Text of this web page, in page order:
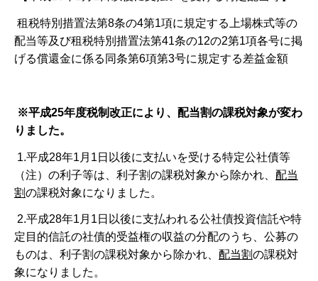
租税特別措置法第8条の4第1項に規定する上場株式等の
配当等及び租税特別措置法第41条の12の2第1項各号に掲
げる償還金に係る同条第6項第3号に規定する差益金額
※平成25年度税制改正により、配当割の課税対象が変わ
りました。
1.平成28年1月1日以後に支払いを受ける特定公社債等
（注）の利子等は、利子割の課税対象から除かれ、 配当
割の課税対象になりました。
2.平成28年1月1日以後に支払われる公社債投資信託や特
定目的信託の社債的受益権の収益の分配のうち、公募の
ものは、利子割の課税対象から除かれ、 配当割の課税対
象になりました。